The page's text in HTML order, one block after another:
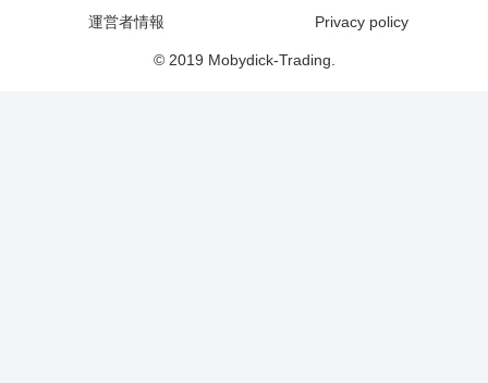
運営者情報
Privacy policy
© 2019 Mobydick-Trading.